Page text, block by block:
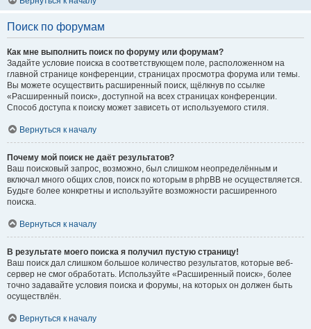
Поиск по форумам
Как мне выполнить поиск по форуму или форумам?
Задайте условие поиска в соответствующем поле, расположенном на
главной странице конференции, страницах просмотра форума или темы.
Вы можете осуществить расширенный поиск, щёлкнув по ссылке
«Расширенный поиск», доступной на всех страницах конференции.
Способ доступа к поиску может зависеть от используемого стиля.
Вернуться к началу
Почему мой поиск не даёт результатов?
Ваш поисковый запрос, возможно, был слишком неопределённым и
включал много общих слов, поиск по которым в phpBB не осуществляется.
Будьте более конкретны и используйте возможности расширенного
поиска.
Вернуться к началу
В результате моего поиска я получил пустую страницу!
Ваш поиск дал слишком большое количество результатов, которые веб-
сервер не смог обработать. Используйте «Расширенный поиск», более
точно задавайте условия поиска и форумы, на которых он должен быть
осуществлён.
Вернуться к началу